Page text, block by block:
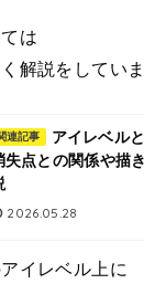
は
解説をしていま
連記事
アイレベル
失点との関係や描
2026.05.28
イレベル上に